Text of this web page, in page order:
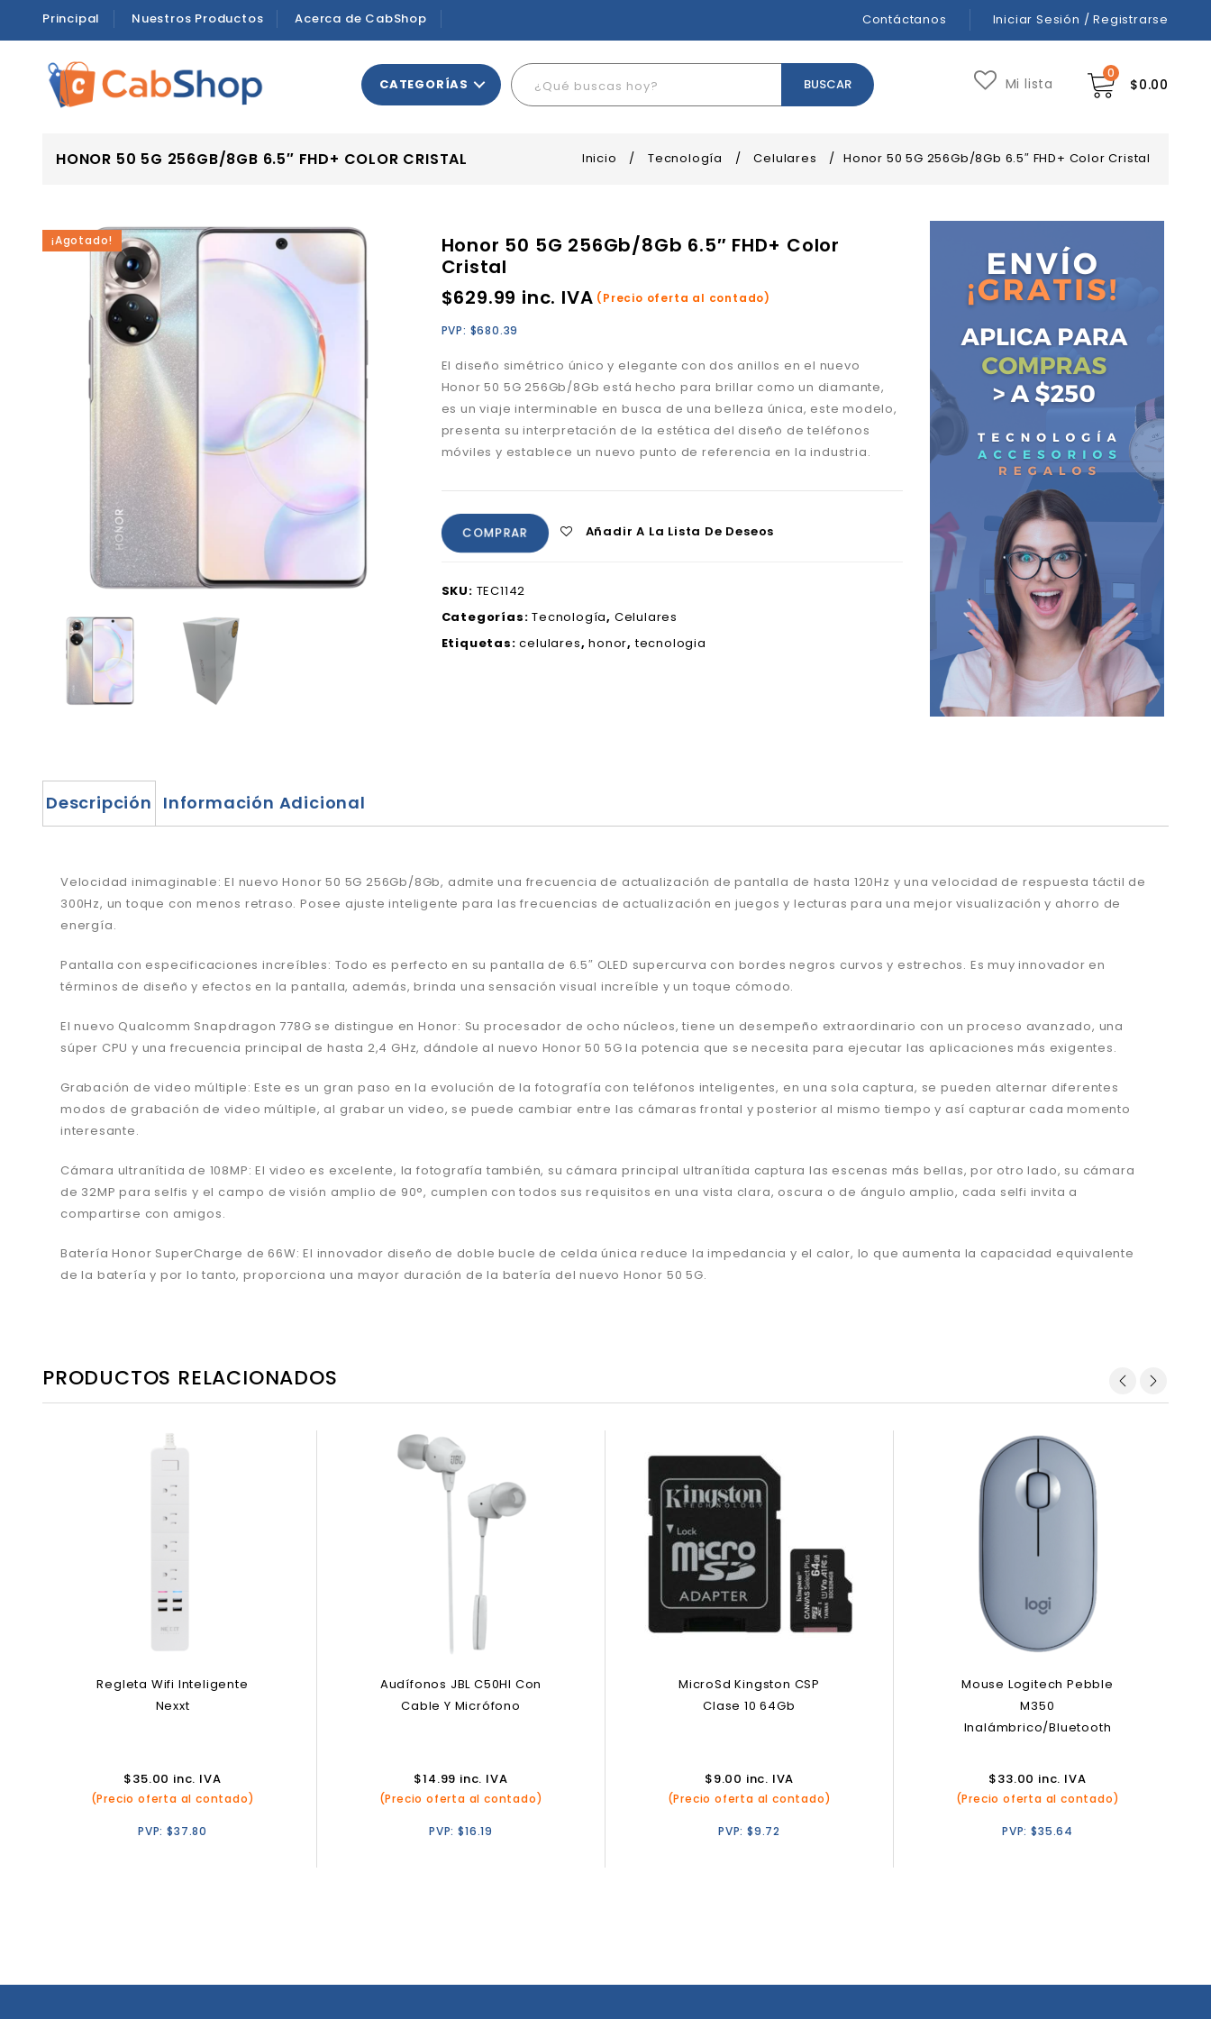
Principal Nuestros Productos Acerca de CabShop Contáctanos Iniciar Sesión / Registrarse
0
$0.00
Mi lista
CATEGORÍAS
HONOR 50 5G 256GB/8GB 6.5″ FHD+ COLOR CRISTAL Inicio / Tecnología / Celulares / Honor 50 5G 256Gb/8Gb 6.5″ FHD+ Color Cristal
¡Agotado!
Honor 50 5G 256Gb/8Gb 6.5″ FHD+ Color
Cristal
$629.99 inc. IVA (Precio oferta al contado)
PVP: $680.39
El diseño simétrico único y elegante con dos anillos en el nuevo
Honor 50 5G 256Gb/8Gb está hecho para brillar como un diamante,
es un viaje interminable en busca de una belleza única, este modelo,
presenta su interpretación de la estética del diseño de teléfonos
móviles y establece un nuevo punto de referencia en la industria.
COMPRAR Añadir A La Lista De Deseos
SKU: TEC1142
Categorías:Tecnología, Celulares
Etiquetas:celulares,honor,tecnologia
Descripción Información Adicional
Velocidad inimaginable: El nuevo Honor 50 5G 256Gb/8Gb, admite una frecuencia de actualización de pantalla de hasta 120Hz y una velocidad de respuesta táctil de
300Hz, un toque con menos retraso. Posee ajuste inteligente para las frecuencias de actualización en juegos y lecturas para una mejor visualización y ahorro de
energía.
Pantalla con especificaciones increíbles: Todo es perfecto en su pantalla de 6.5″ OLED supercurva con bordes negros curvos y estrechos. Es muy innovador en
términos de diseño y efectos en la pantalla, además, brinda una sensación visual increíble y un toque cómodo.
El nuevo Qualcomm Snapdragon 778G se distingue en Honor: Su procesador de ocho núcleos, tiene un desempeño extraordinario con un proceso avanzado, una
súper CPU y una frecuencia principal de hasta 2,4 GHz, dándole al nuevo Honor 50 5G la potencia que se necesita para ejecutar las aplicaciones más exigentes.
Grabación de video múltiple: Este es un gran paso en la evolución de la fotografía con teléfonos inteligentes, en una sola captura, se pueden alternar diferentes
modos de grabación de video múltiple, al grabar un video, se puede cambiar entre las cámaras frontal y posterior al mismo tiempo y así capturar cada momento
interesante.
Cámara ultranítida de 108MP: El video es excelente, la fotografía también, su cámara principal ultranítida captura las escenas más bellas, por otro lado, su cámara
de 32MP para selfis y el campo de visión amplio de 90°, cumplen con todos sus requisitos en una vista clara, oscura o de ángulo amplio, cada selfi invita a
compartirse con amigos.
Batería Honor SuperCharge de 66W: El innovador diseño de doble bucle de celda única reduce la impedancia y el calor, lo que aumenta la capacidad equivalente
de la batería y por lo tanto, proporciona una mayor duración de la batería del nuevo Honor 50 5G.
PRODUCTOS RELACIONADOS
Regleta Wifi Inteligente
Nexxt
$35.00 inc. IVA
(Precio oferta al contado)
PVP:$37.80
Audífonos JBL C50HI Con
Cable Y Micrófono
$14.99 inc. IVA
(Precio oferta al contado)
PVP:$16.19
MicroSd Kingston CSP
Clase 10 64Gb
$9.00 inc. IVA
(Precio oferta al contado)
PVP: $9.72
Mouse Logitech Pebble
M350
Inalámbrico/Bluetooth
$33.00 inc. IVA
(Precio oferta al contado)
PVP:$35.64